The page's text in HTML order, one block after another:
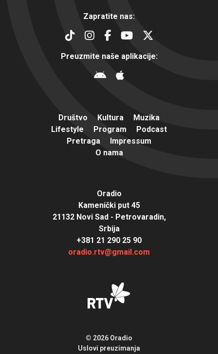
Zapratite nas:
Preuzmite naše aplikacije:
Društvo Kultura
Muzika
Lifestyle
Program
Podcast
Pretraga
Impressum
O nama
Oradio
Kamenički put 45
21132 Novi Sad - Petrovaradin,
Srbija
+381 21 290 25 90
oradio.rtv@gmail.com
© 2026 Oradio
Uslovi preuzimanja